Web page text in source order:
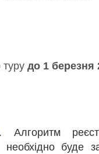
турудо 1 березня
Алгоритм
буде